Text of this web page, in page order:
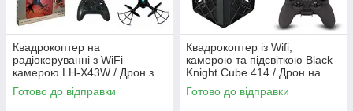
Квадрокоптер на
радіокеруванні з WiFi
камерою LH-X43W / Дрон з
камерою та підсвіткою
Готово до відправки
Квадрокоптер із Wifi,
камерою та підсвіткою Black
Knight Cube 414 / Дрон на
радіокеруванні
Готово до відправки